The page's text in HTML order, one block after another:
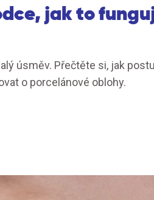
jak to
úsměv. Přečtěte si, jak
o porcelánové oblohy.